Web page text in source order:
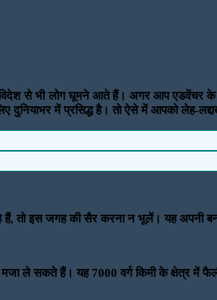
से भी लोग घूमने आते हैं। अगर आप एडवेंचर
में प्रसिद्ध है। तो ऐसे में आपको लेह-
हैं, तो इस जगह की सैर करना न भूलें। यह अपनी
ले सकते हैं। यह 7000 वर्ग किमी के क्षेत्र